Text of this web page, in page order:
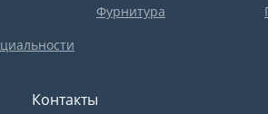
Фурнитура
Контакты